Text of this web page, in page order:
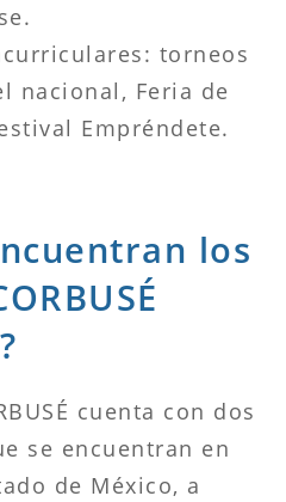
torneos
nacional, Feria de
Empréndete.
los
cuenta con dos
se encuentran en
de México, a